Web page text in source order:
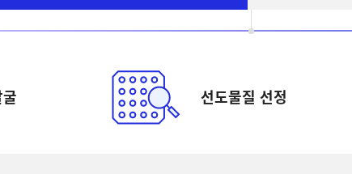
선도물질 선정